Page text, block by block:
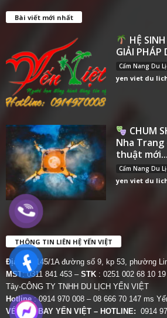
Bài viết mới nhất
HỆ
GIẢI PHÁP
Cẩm Nang Du
yen viet du
CHUM
Nha
thuật mới...
Cẩm Nang Du
yen viet du
THÔNG TIN LIÊN HỆ YẾN VIỆT
Địa chỉ:
145/1A đường số 9, kp 53, phường
MST: 0311 841 453 – STK : 0251 002 68 10
Tây-CÔNG TY TNHH DU LỊCH YẾN VIỆT
Hotline: 0914 970 008 – 08 666 70 147 ms
VÉ MÁY BAY YẾN VIỆT – HOTLINE: 0914